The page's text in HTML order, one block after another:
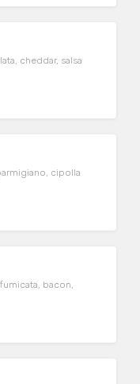
cheddar, salsa
cipolla
bacon,